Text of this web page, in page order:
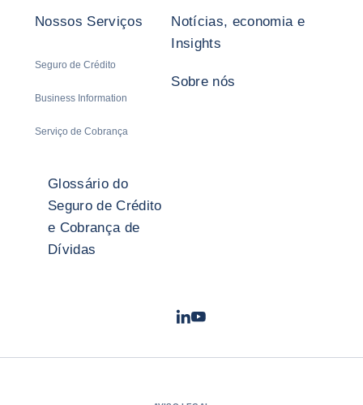
Nossos Serviços
Seguro de Crédito
Business Information
Serviço de Cobrança
Notícias, economia e
Insights
Sobre nós
Glossário do
Seguro de Crédito
e Cobrança de
Dívidas
LinkedIn
Youtube